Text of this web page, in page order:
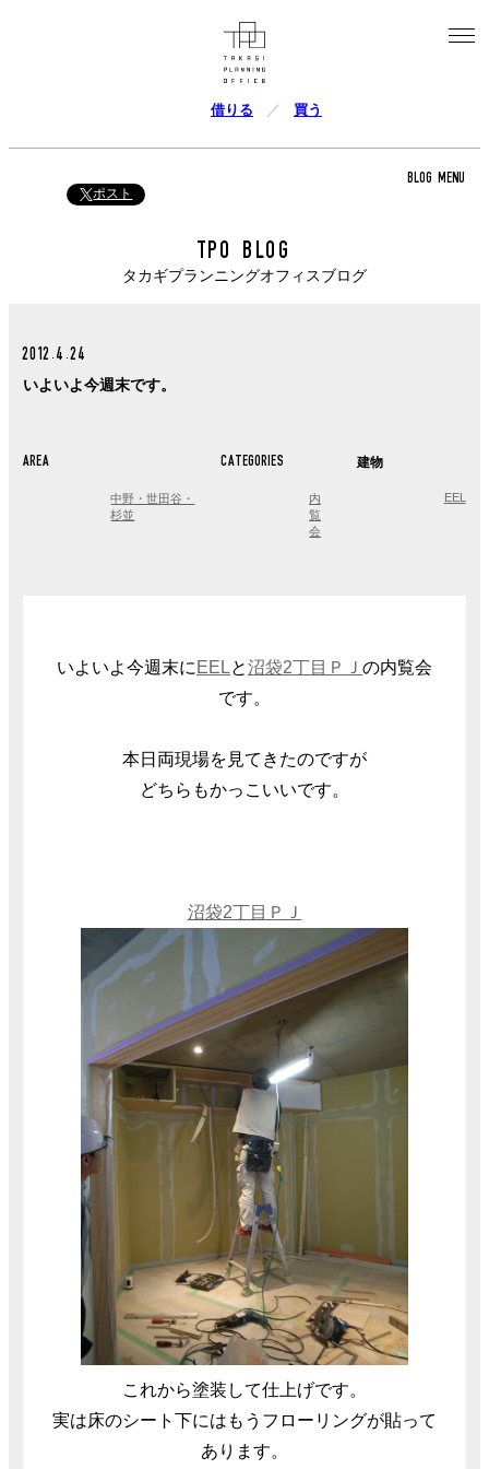
借りる 買う
ポスト
BLOG MENU
TPO BLOG
タカギプランニングオフィスブログ
2012.4.24
いよいよ今週末です。
AREA
中野・世田谷・
杉並
CATEGORIES
内
覧
会
建物
EEL
いよいよ今週末に EELと沼袋2丁目ＰＪ の内覧会
です。
本日両現場を見てきたのですが
どちらもかっこいいです。
沼袋2丁目ＰＪ
これから塗装して仕上げです。
実は床のシート下にはもうフローリングが貼って
あります。